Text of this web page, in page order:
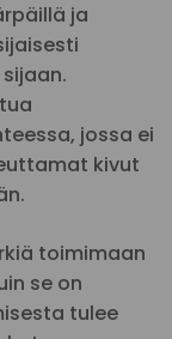
ja
jossa ei
kivut
toimimaan
se on
tulee